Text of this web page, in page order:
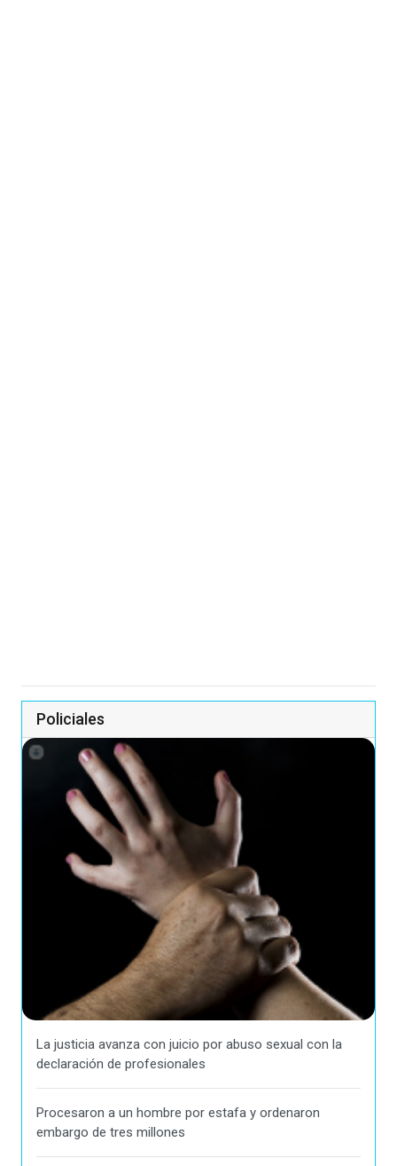
Policiales
La justicia avanza con juicio por abuso sexual con la
declaración de profesionales
Procesaron a un hombre por estafa y ordenaron
embargo de tres millones